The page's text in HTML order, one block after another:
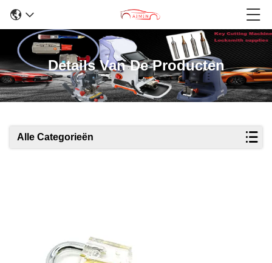
Details Van De Producten
Alle Categorieën